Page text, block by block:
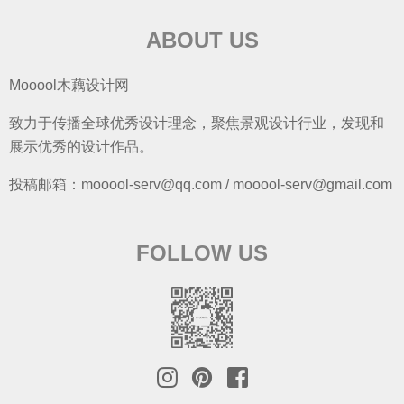
ABOUT US
Mooool木藕设计网
致力于传播全球优秀设计理念，聚焦景观设计行业，发现和
展示优秀的设计作品。
投稿邮箱：mooool-serv@qq.com / mooool-serv@gmail.com
FOLLOW US